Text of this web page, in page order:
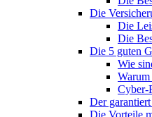
Die
Die
Die
Die 5 guten
Wie
Cyber-
Der
Die Vorteile